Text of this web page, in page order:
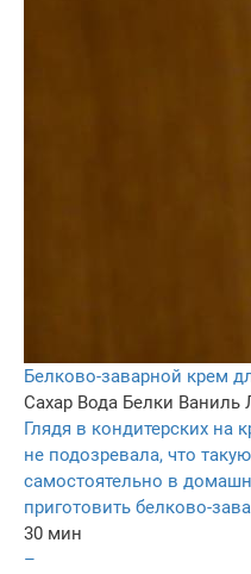
Белково-заварной крем
Сахар Вода Белки Ваниль
Глядя в кондитерских на
не подозревала, что
самостоятельно в
приготовить белково-
30 мин
–